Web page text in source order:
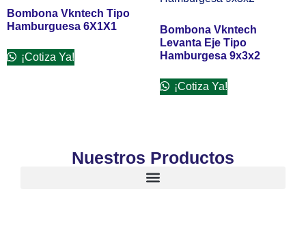
Bombona Vkntech Tipo
Hamburguesa 6X1X1
¡Cotiza Ya!
Bombona Vkntech
Levanta Eje Tipo
Hamburgesa 9x3x2
¡Cotiza Ya!
Nuestros Productos